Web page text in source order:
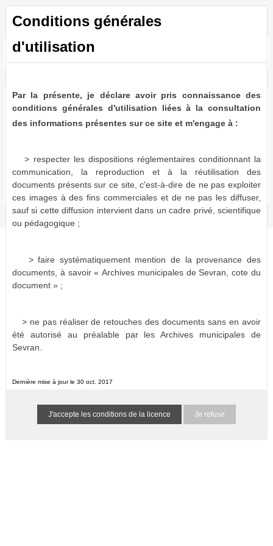
Toutes les ressources
Aucun document ne correspond aux termes de recherche
Essayez d'autres mots.
Utilisez des mots clés plus généraux.
Spécifiez un moins grand nombre de mots.
Conditions générales
d'utilisation
Par la présente, je déclare avoir pris connaissance des
conditions générales d'utilisation liées à la consultation
des informations présentes sur ce site et m'engage à :
> respecter les dispositions réglementaires conditionnant la
communication, la reproduction et à la réutilisation des
documents présents sur ce site, c'est-à-dire de ne pas exploiter
ces images à des fins commerciales et de ne pas les diffuser,
sauf si cette diffusion intervient dans un cadre privé, scientifique
ou pédagogique ;
> faire systématiquement mention de la provenance des
documents, à savoir « Archives municipales de Sevran, cote du
document » ;
> ne pas réaliser de retouches des documents sans en avoir
été autorisé au préalable par les Archives municipales de
Sevran.
Dernière mise à jour le 30 oct. 2017
Je refuse